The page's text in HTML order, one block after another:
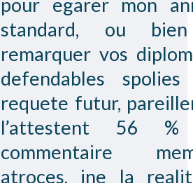
standard, ou
remarquer vos
defendables spolies
requete futur,
l’attestent 56 %
commentaire
atroces. ine la